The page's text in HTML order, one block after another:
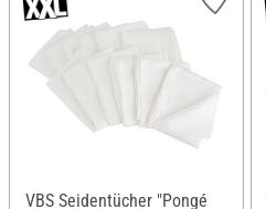
VBS Seidentücher "Pongé